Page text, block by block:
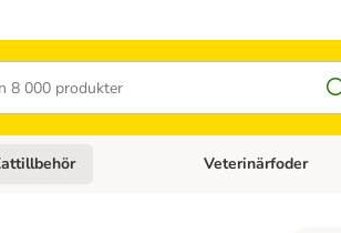
category menu: Kattfoder Open category menu:
Veterinärfoder